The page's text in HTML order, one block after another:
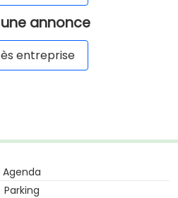
annonce
entreprise
Agenda
Parking